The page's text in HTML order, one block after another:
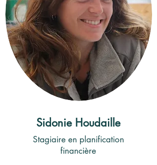
Sidonie Houdaille
Stagiaire en planification
financière